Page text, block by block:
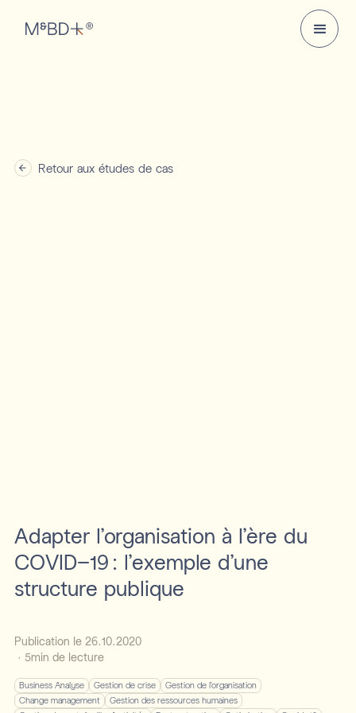
Retour aux études de cas
Adapter l’organisation à l’ère du
COVID-19 : l’exemple d’une
structure publique
Publication le 26.10.2020
· 5min de lecture
Business Analyse Gestion de crise
Gestion de l'organisation
Change management
Gestion des ressources humaines